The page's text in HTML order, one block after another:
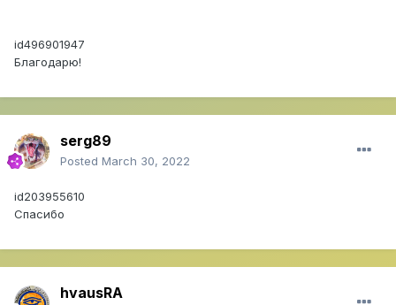
id496901947
Благодарю!
serg89
Posted March 30, 2022
id203955610
Спасибо
hvausRA